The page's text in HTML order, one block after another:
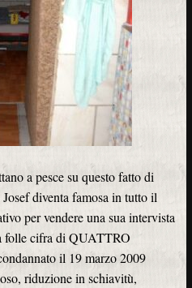
a pesce su questo fatto di
diventa famosa in tutto il
per vendere una sua intervista
folle cifra di QUATTRO
il 19 marzo 2009
riduzione in schiavitù,